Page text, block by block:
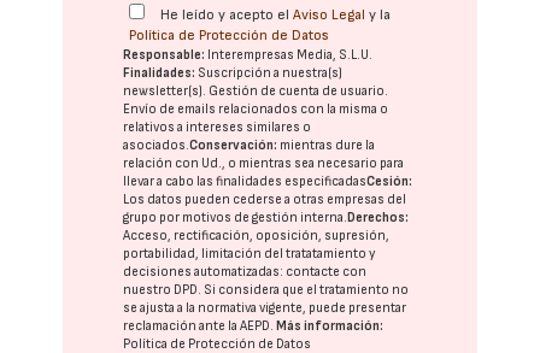
He leído y acepto elAviso Legal y la
Política de Protección de Datos
Responsable: Interempresas Media, S.L.U.
Finalidades: Suscripción a nuestra(s)
newsletter(s). Gestión de cuenta de usuario.
Envío de emails relacionados con la misma o
relativos a intereses similares o
asociados.Conservación: mientras dure la
relación con Ud., o mientras sea necesario para
llevar a cabo las finalidades especificadasCesión:
Los datos pueden cederse a otras empresas del
grupo por motivos de gestión interna.Derechos:
Acceso, rectificación, oposición, supresión,
portabilidad, limitación del tratatamiento y
decisiones automatizadas: contacte con
nuestro DPD. Si considera que el tratamiento no
se ajusta a la normativa vigente, puede presentar
reclamación ante laAEPD.Más información:
Política de Protección de Datos